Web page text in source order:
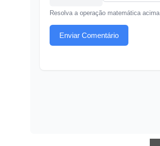
Resolva a operação matemática acima
Enviar Comentário